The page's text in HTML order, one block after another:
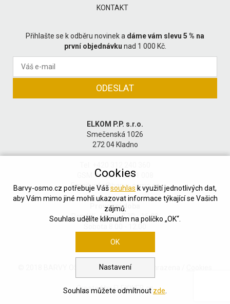
KONTAKT
Přihlašte se k odběru novinek a dáme vám slevu 5 % na
první objednávku nad 1 000 Kč.
ELKOM P.P. s.r.o.
Smečenská 1026
272 04 Kladno
GSM: +420 602 201 008
Email:info@barvy-osmo.cz
Provozní doba
Pondělí - Pátek 7.30 - 16.30
© 2018 BARVY OSMO / Všechna práva vyhrazena /
Created byFLEXWEB.cz
Cookies
Barvy-osmo.cz potřebuje Vášsouhlas k využití jednotlivých dat,
aby Vám mimo jiné mohli ukazovat informace týkající se Vašich
zájmů.
Souhlas udělíte kliknutím na políčko „OK“.
Nastavení
OK
Souhlas můžete odmítnout zde